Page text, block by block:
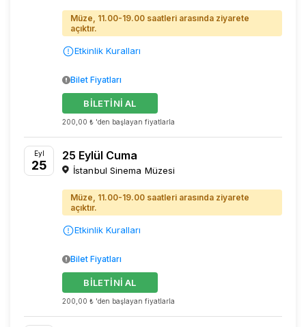
Müze, 11.00-19.00 saatleri arasında ziyarete
açıktır.
Etkinlik Kuralları
200,00 ₺ 'den başlayan fiyatlarla
BİLETİNİ AL
Bilet Fiyatları
Eyl
25
25 Eylül Cuma
İstanbul Sinema Müzesi
Müze, 11.00-19.00 saatleri arasında ziyarete
açıktır.
Etkinlik Kuralları
200,00 ₺ 'den başlayan fiyatlarla
BİLETİNİ AL
Bilet Fiyatları